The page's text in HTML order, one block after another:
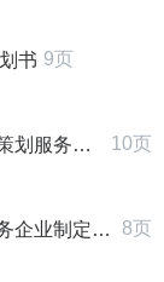
书 9页
略研究报告 10页
力战略研究报告 8页